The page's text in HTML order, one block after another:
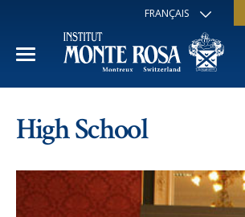
FRANÇAIS
DEUTSCH
Section internationale
Economie et affaires
COURS D'ÉTÉ
Découvrir
COURS D'HIVER
High School